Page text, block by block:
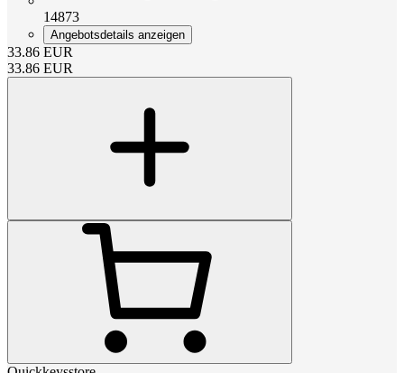
14873
Angebotsdetails anzeigen
33.86 EUR
33.86 EUR